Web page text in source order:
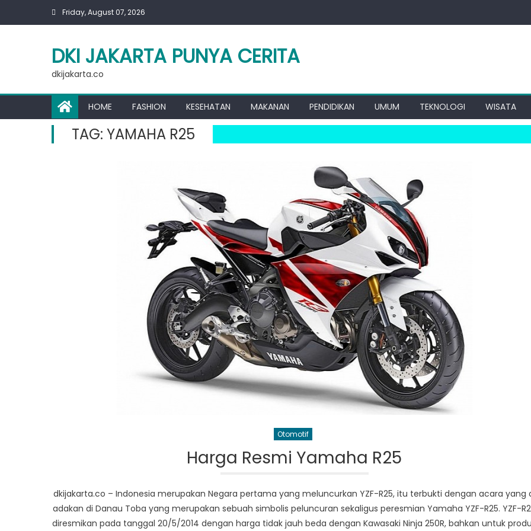
Friday, August 07, 2026
DKI JAKARTA PUNYA CERITA
dkijakarta.co
HOME FASHION KESEHATAN MAKANAN PENDIDIKAN UMUM TEKNOLOGI WISATA
TAG: YAMAHA R25
Otomotif
Harga Resmi Yamaha R25
dkijakarta.co – Indonesia merupakan Negara pertama yang meluncurkan YZF-R25, itu terbukti dengan acara yang
adakan di Danau Toba yang merupakan sebuah simbolis peluncuran sekaligus peresmian Yamaha YZF-R25. YZF-
diresmikan pada tanggal 20/5/2014 dengan harga tidak jauh beda dengan Kawasaki Ninja 250R, bahkan untuk